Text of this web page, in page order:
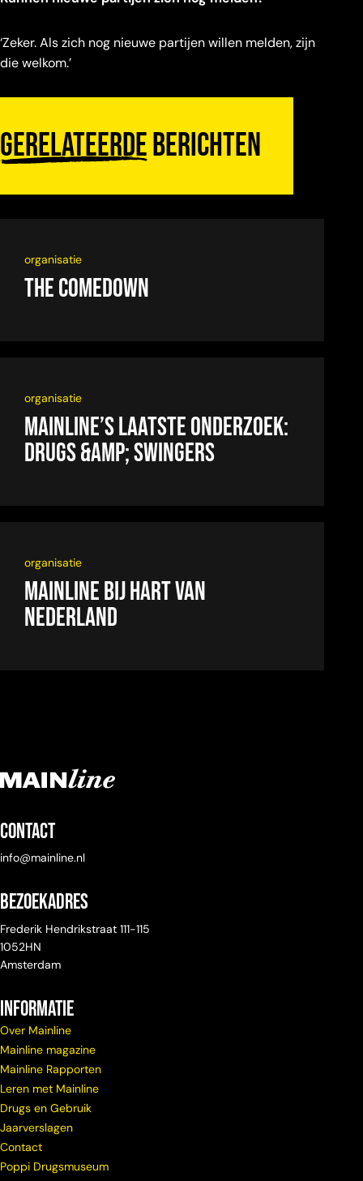
‘Zeker. Als zich nog nieuwe partijen willen melden, zijn
die welkom.’
Gerelateerdeberichten
organisatie
The Comedown
organisatie
Mainline’s laatste onderzoek:
drugs &amp; swingers
organisatie
Mainline bij Hart van
Nederland
Contact
info@mainline.nl
Bezoekadres
Frederik Hendrikstraat 111-115
1052HN
Amsterdam
Informatie
Over Mainline
Mainline magazine
Mainline Rapporten
Leren met Mainline
Drugs en Gebruik
Jaarverslagen
Contact
Poppi Drugsmuseum